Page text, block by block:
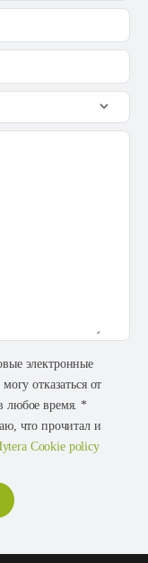
электронные
отказаться от
любое время. *
что прочитал и
Cookie policy